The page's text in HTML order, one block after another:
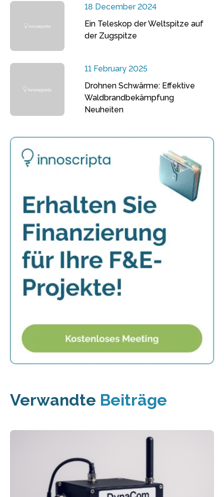
18 December 2024
Ein Teleskop der Weltspitze auf
der Zugspitze
11 February 2025
Drohnen Schwärme: Effektive
Waldbrandbekämpfung
Neuheiten
Verwandte Beiträge